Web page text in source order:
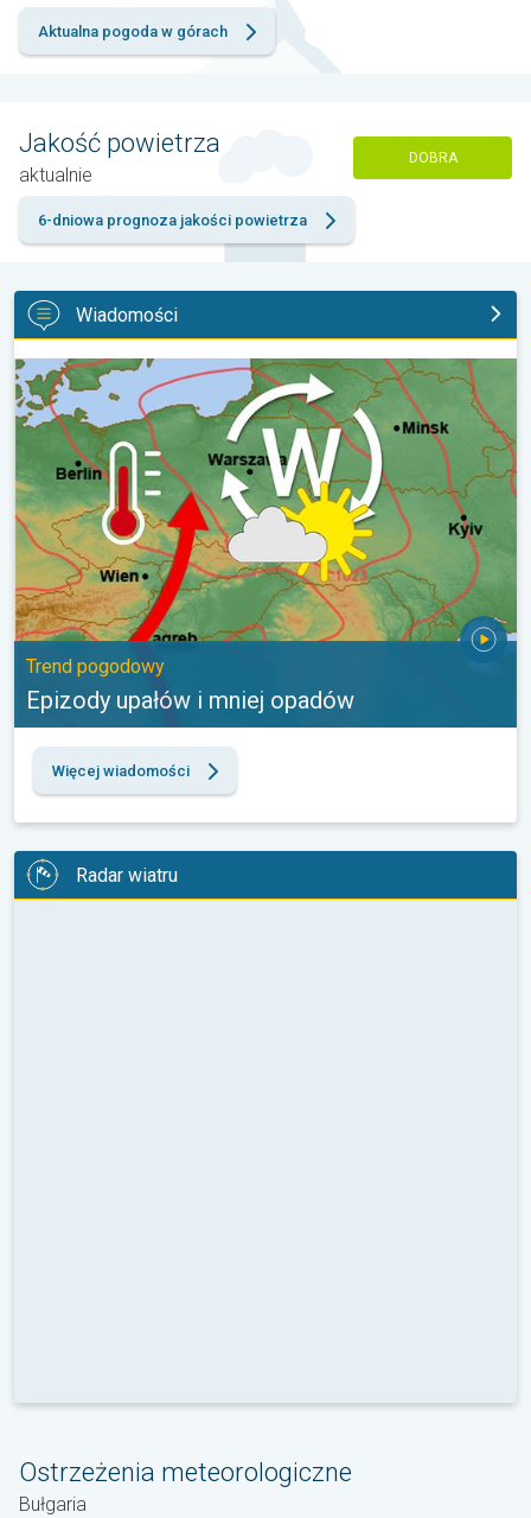
Aktualna pogoda w górach
Jakość powietrza
aktualnie
DOBRA
6-dniowa prognoza jakości powietrza
Wiadomości
Epizody upałów i mniej opadów. Trend pogodowy. . .
Trend pogodowy
Epizody upałów i mniej opadów
Więcej wiadomości
Radar wiatru
Ostrzeżenia meteorologiczne
Bułgaria